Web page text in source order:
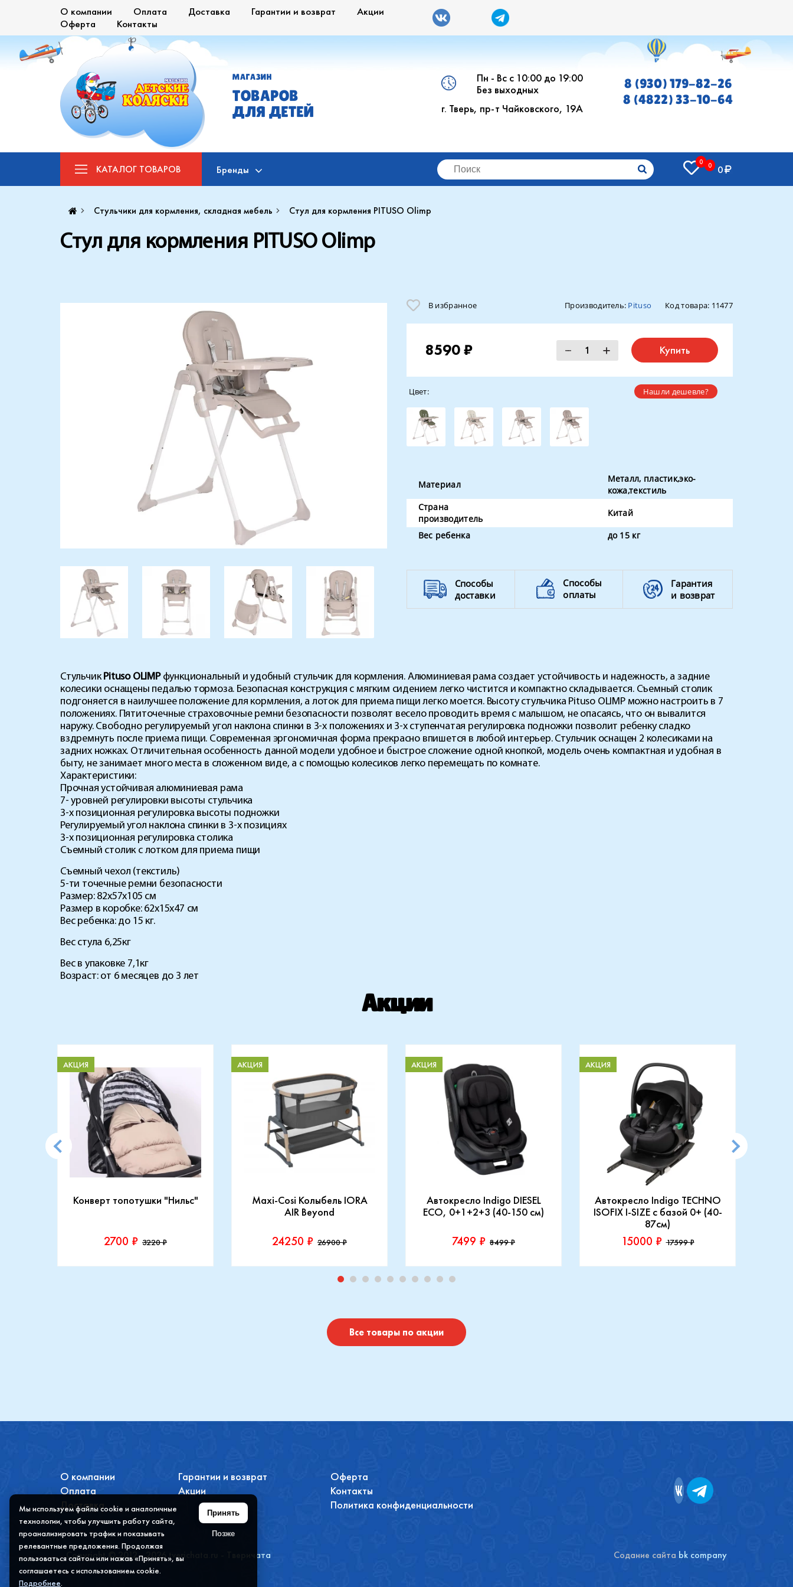
О компании Оплата Доставка Гарантии и возврат
Акции
Оферта
Контакты
МАГАЗИН
ТОВАРОВ
ДЛЯ ДЕТЕЙ
Пн - Вс с 10:00 до 19:00
Без выходных
г. Тверь, пр-т Чайковского, 19А
8 (930) 179-82-26
8 (4822) 33-10-64
КАТАЛОГ ТОВАРОВ Бренды
0 0 0
Стульчики для кормления, складная мебель Стул для кормления PITUSO Olimp
Стул для кормления PITUSO Olimp
В избранное Производитель: Pituso Код товара: 11477
8590 ₽ Купить
Нашли дешевле?
Цвет:
Материал
Металл, пластик,эко-
кожа,текстиль
Страна
производитель
Китай
Вес ребенка
до 15 кг
Способы
доставки
Способы
оплаты
Гарантия
и возврат
Стульчик Pituso OLIMPфункциональный и удобный стульчик для кормления. Алюминиевая рама создает устойчивость и надежность, а задние
колесики оснащены педалью тормоза. Безопасная конструкция с мягким сидением легко чистится и компактно складывается. Съемный столик
подгоняется в наилучшее положение для кормления, а лоток для приема пищи легко моется. Высоту стульчика Pituso OLIMP можно настроить в 7
положениях. Пятиточечные страховочные ремни безопасности позволят весело проводить время с малышом, не опасаясь, что он вывалится
наружу. Свободно регулируемый угол наклона спинки в 3-х положениях и 3-х ступенчатая регулировка подножки позволит ребенку сладко
вздремнуть после приема пищи. Современная эргономичная форма прекрасно впишется в любой интерьер. Стульчик оснащен 2 колесиками на
задних ножках. Отличительная особенность данной модели удобное и быстрое сложение одной кнопкой, модель очень компактная и удобная в
быту, не занимает много места в сложенном виде, а с помощью колесиков легко перемещать по комнате.
Характеристики:
Прочная устойчивая алюминиевая рама
7- уровней регулировки высоты стульчика
3-х позиционная регулировка высоты подножки
Регулируемый угол наклона спинки в 3-х позициях
3-х позиционная регулировка столика
Съемный столик с лотком для приема пищи
Съемный чехол (текстиль)
5-ти точечные ремни безопасности
Размер: 82х57х105 см
Размер в коробке: 62х15х47 см
Вес ребенка: до 15 кг.
Вес стула 6,25кг
Вес в упаковке 7,1кг
Возраст: от 6 месяцев до 3 лет
Акции
Конверт топотушки "Нильс"
АКЦИЯ
2700 ₽ 3220 ₽
Производитель::
Maxi-Cosi Колыбель IORA
AIR Beyond
АКЦИЯ
24250 ₽ 26900 ₽
Производитель::
Автокресло Indigo DIESEL
ECO, 0+1+2+3 (40-150 см)
АКЦИЯ
7499 ₽ 8499 ₽
Производитель::
Indigo
Автокресло Indigo TECHNO
ISOFIX I-SIZE c базой 0+ (40-
87см)
АКЦИЯ
15000 ₽ 17599 ₽
Производитель::
Все товары по акции
О компании
Оплата
Доставка
Гарантии и возврат
Акции
Оферта
Контакты
Политика конфиденциальности
Copyright © 2012 - 2026 tverichata.ru - Тверичата Содание сайта bk company
Мы используем файлы cookie и аналогичные
технологии, чтобы улучшить работу сайта,
проанализировать трафик и показывать
релевантные предложения. Продолжая
пользоваться сайтом или нажав «Принять», вы
соглашаетесь с использованием cookie.
Подробнее.
Принять
Позже